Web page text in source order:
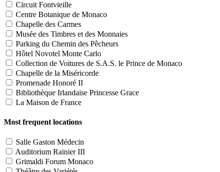
Circuit Fontvieille
Centre Botanique de Monaco
Chapelle des Carmes
Musée des Timbres et des Monnaies
Parking du Chemin des Pêcheurs
Hôtel Novotel Monte Carlo
Collection de Voitures de S.A.S. le Prince de Monaco
Chapelle de la Miséricorde
Promenade Honoré II
Bibliothèque Irlandaise Princesse Grace
La Maison de France
Most frequent locations
Salle Gaston Médecin
Auditorium Rainier III
Grimaldi Forum Monaco